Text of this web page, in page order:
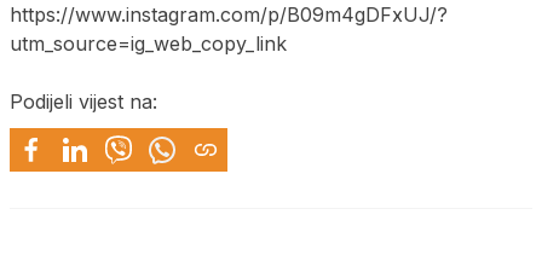
https://www.instagram.com/p/B09m4gDFxUJ/?
utm_source=ig_web_copy_link
Podijeli vijest na: